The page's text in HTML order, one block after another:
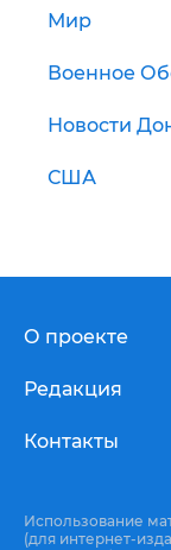
Мир
Военное
Новости
США
О проекте
Редакция
Контакты
Использование
(для интернет-